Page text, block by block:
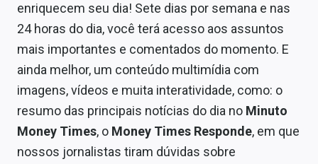
enriquecem seu dia! Sete dias por semana e nas
24 horas do dia, você terá acesso aos assuntos
mais importantes e comentados do momento. E
ainda melhor, um conteúdo multimídia com
imagens, vídeos e muita interatividade, como: o
resumo das principais notícias do dia no Minuto
Money Times, o Money Times Responde, em que
nossos jornalistas tiram dúvidas sobre